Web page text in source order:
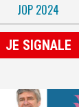
JOP 2024
JE SIGNALE